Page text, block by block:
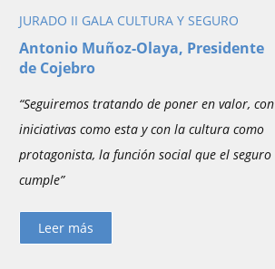
JURADO II GALA CULTURA Y SEGURO
Antonio Muñoz-Olaya, Presidente
de Cojebro
“Seguiremos tratando de poner en valor, con
iniciativas como esta y con la cultura como
protagonista, la función social que el seguro
cumple”
Leer más